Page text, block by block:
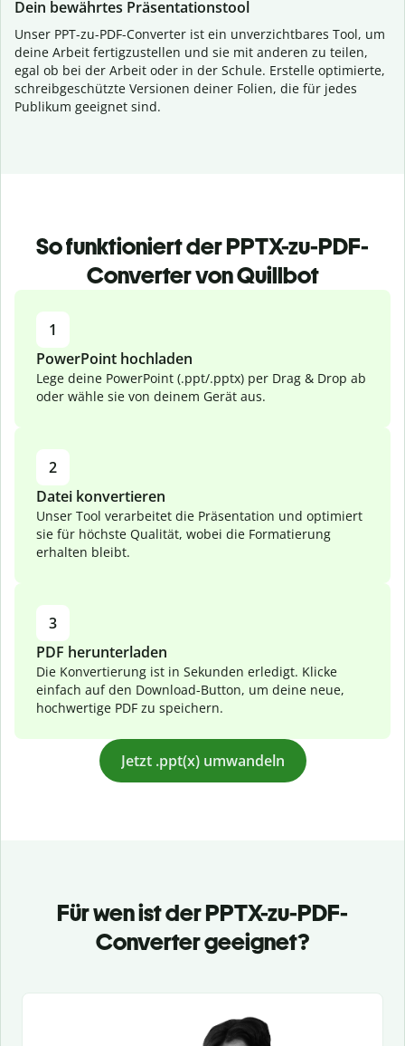
Dein bewährtes Präsentationstool
Unser PPT-zu-PDF-Converter ist ein unverzichtbares Tool, um
deine Arbeit fertigzustellen und sie mit anderen zu teilen,
egal ob bei der Arbeit oder in der Schule. Erstelle optimierte,
schreibgeschützte Versionen deiner Folien, die für jedes
Publikum geeignet sind.
So funktioniert der PPTX-zu-PDF-
Converter von Quillbot
1
PowerPoint hochladen
Lege deine PowerPoint (.ppt/.pptx) per Drag & Drop ab
oder wähle sie von deinem Gerät aus.
2
Datei konvertieren
Unser Tool verarbeitet die Präsentation und optimiert
sie für höchste Qualität, wobei die Formatierung
erhalten bleibt.
3
PDF herunterladen
Die Konvertierung ist in Sekunden erledigt. Klicke
einfach auf den Download-Button, um deine neue,
hochwertige PDF zu speichern.
Jetzt .ppt(x) umwandeln
Für wen ist der PPTX-zu-PDF-
Converter geeignet?
Slide 1 of 3